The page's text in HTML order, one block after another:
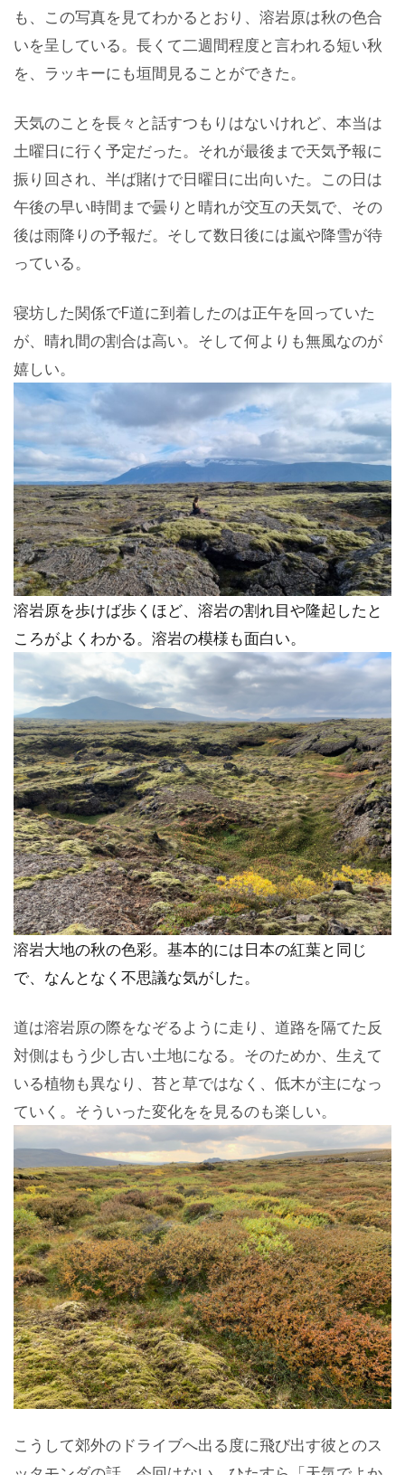
も、この写真を見てわかるとおり、溶岩原は秋の色合
いを呈している。長くて二週間程度と言われる短い秋
を、ラッキーにも垣間見ることができた。
天気のことを長々と話すつもりはないけれど、本当は
土曜日に行く予定だった。それが最後まで天気予報に
振り回され、半ば賭けで日曜日に出向いた。この日は
午後の早い時間まで曇りと晴れが交互の天気で、その
後は雨降りの予報だ。そして数日後には嵐や降雪が待
っている。
寝坊した関係でF道に到着したのは正午を回っていた
が、晴れ間の割合は高い。そして何よりも無風なのが
嬉しい。
溶岩原を歩けば歩くほど、溶岩の割れ目や隆起したと
ころがよくわかる。溶岩の模様も面白い。
溶岩大地の秋の色彩。基本的には日本の紅葉と同じ
で、なんとなく不思議な気がした。
道は溶岩原の際をなぞるように走り、道路を隔てた反
対側はもう少し古い土地になる。そのためか、生えて
いる植物も異なり、苔と草ではなく、低木が主になっ
ていく。そういった変化をを見るのも楽しい。
こうして郊外のドライブへ出る度に飛び出す彼とのス